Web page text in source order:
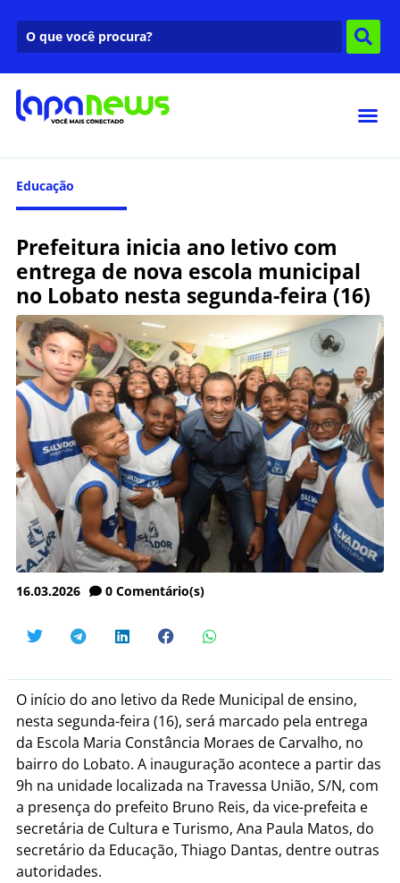
Educação
Prefeitura inicia ano letivo com
entrega de nova escola municipal
no Lobato nesta segunda-feira (16)
16.03.2026 0 Comentário(s)
O início do ano letivo da Rede Municipal de ensino,
nesta segunda-feira (16), será marcado pela entrega
da Escola Maria Constância Moraes de Carvalho, no
bairro do Lobato. A inauguração acontece a partir das
9h na unidade localizada na Travessa União, S/N, com
a presença do prefeito Bruno Reis, da vice-prefeita e
secretária de Cultura e Turismo, Ana Paula Matos, do
secretário da Educação, Thiago Dantas, dentre outras
autoridades.